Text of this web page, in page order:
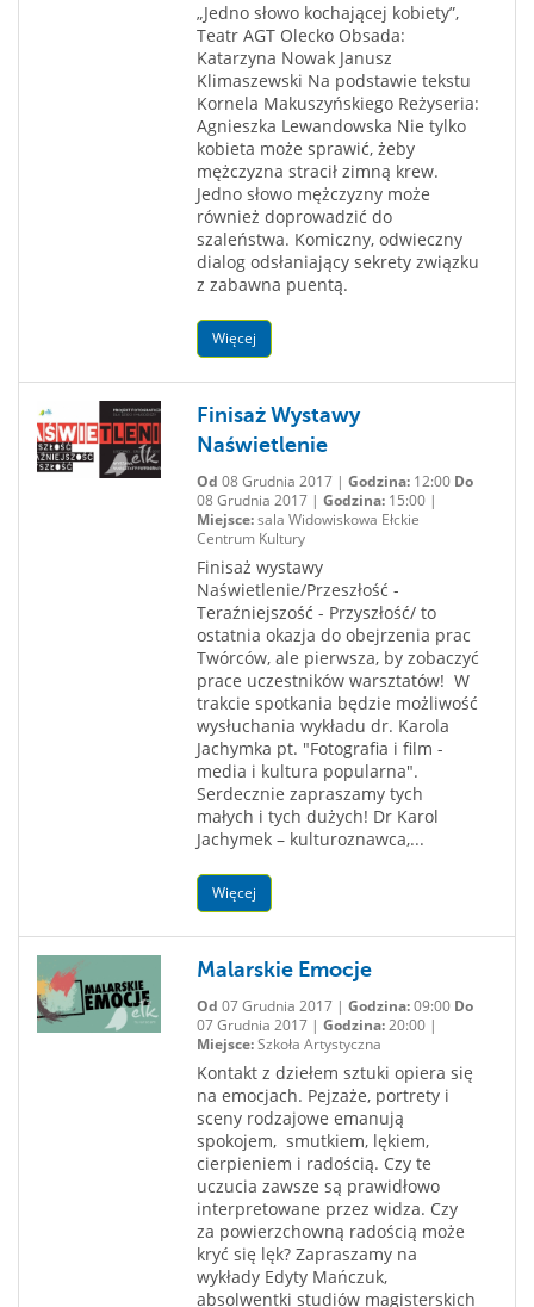
„Jedno słowo kochającej kobiety”,
Teatr AGT Olecko Obsada:
Katarzyna Nowak Janusz
Klimaszewski Na podstawie tekstu
Kornela Makuszyńskiego Reżyseria:
Agnieszka Lewandowska Nie tylko
kobieta może sprawić, żeby
mężczyzna stracił zimną krew.
Jedno słowo mężczyzny może
również doprowadzić do
szaleństwa. Komiczny, odwieczny
dialog odsłaniający sekrety związku
z zabawna puentą.
Więcej
Finisaż Wystawy
Naświetlenie
Od 08 Grudnia 2017 | Godzina:12:00 Do
08 Grudnia 2017 | Godzina:15:00 |
Miejsce:sala Widowiskowa Ełckie
Centrum Kultury
Finisaż wystawy
Naświetlenie/Przeszłość -
Teraźniejszość - Przyszłość/ to
ostatnia okazja do obejrzenia prac
Twórców, ale pierwsza, by zobaczyć
prace uczestników warsztatów! W
trakcie spotkania będzie możliwość
wysłuchania wykładu dr. Karola
Jachymka pt. "Fotografia i film -
media i kultura popularna".
Serdecznie zapraszamy tych
małych i tych dużych! Dr Karol
Jachymek – kulturoznawca,...
Więcej
Malarskie Emocje
Od 07 Grudnia 2017 | Godzina:09:00 Do
07 Grudnia 2017 | Godzina:20:00 |
Miejsce:Szkoła Artystyczna
Kontakt z dziełem sztuki opiera się
na emocjach. Pejzaże, portrety i
sceny rodzajowe emanują
spokojem, smutkiem, lękiem,
cierpieniem i radością. Czy te
uczucia zawsze są prawidłowo
interpretowane przez widza. Czy
za powierzchowną radością może
kryć się lęk? Zapraszamy na
wykłady Edyty Mańczuk,
absolwentki studiów magisterskich